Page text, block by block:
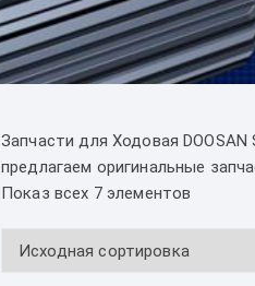
Запчасти для Ходовая
предлагаем оригинальные
Показ всех 7 элементов